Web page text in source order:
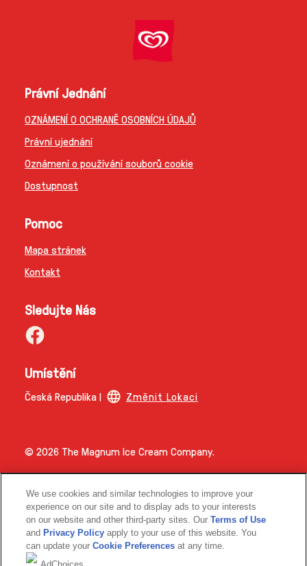
Právní Jednání
OZNÁMENÍ O OCHRANĚ OSOBNÍCH ÚDAJŮ
Právní ujednání
Oznámení o používání souborů cookie
Dostupnost
Pomoc
Mapa stránek
Kontakt
Sledujte Nás
Umístění
Česká Republika | Změnit Lokaci
Link opens in new tab
© 2026 The Magnum Ice Cream Company.
We use cookies and similar technologies to improve your
experience on our site and to display ads to your interests
on our website and other third-party sites. OurTerms of Use
and Privacy Policy apply to your use of this website. You
can update yourCookie Preferences at any time.